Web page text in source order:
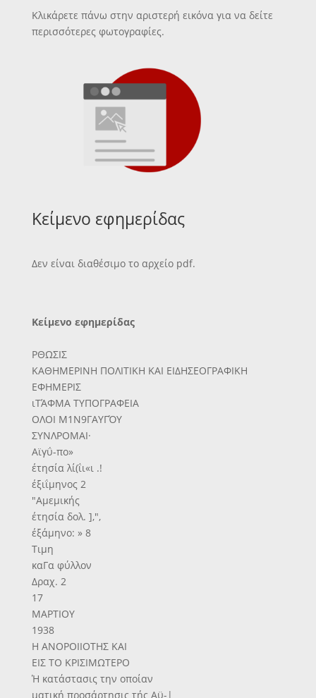
Κλικάρετε πάνω στην αριστερή εικόνα για να δείτε
περισσότερες φωτογραφίες.
Κείμενο εφημερίδας
Δεν είναι διαθέσιμο το αρχείο pdf.
Κείμενο εφημερίδας
ΡΘΩΣΙΣ
ΚΑΘΗΜΕΡΙΝΗ ΠΟΛΙΤΙΚΗ ΚΑΙ ΕΙΔΗΣΕΟΓΡΑΦΙΚΗ
ΕΦΗΜΕΡΙΣ
ιΤΆΦΜΑ ΤΥΠΟΓΡΑΦΕΙΑ
ΟΛΟΙ Μ1Ν9ΓΑΥΓΌΥ
ΣΥΝΛΡΟΜΑΙ·
Αϊγΰ-πο»
έτησία λί(ΐι«ι .!
έξιΐμηνος 2
"Αμεμικής
έτησία δολ. ],",
έξάμηνο: » 8
Τιμη
καΓα φύλλον
Δραχ. 2
17
ΜΑΡΤΙΟΥ
1938
Η ΑΝΟΡΟΙΙΟΤΗΣ ΚΑΙ
ΕΙΣ ΤΟ ΚΡΙΣΙΜΩΤΕΡΟ
Ή κατάστασις την οποίαν
ματική προσάρτησις τής Αϋ-|